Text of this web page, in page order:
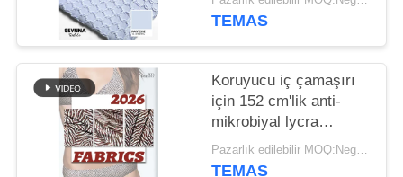
TEMAS
Koruyucu iç çamaşırı
için 152 cm'lik anti-
mikrobiyal lycra
kumaşı
Pazarlık edilebilir MOQ:Negotiable
TEMAS